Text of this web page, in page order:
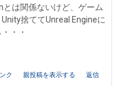
とは関係ないけど、ゲーム
捨ててUnreal Engineに
・・
ク 親投稿を表示する 返信